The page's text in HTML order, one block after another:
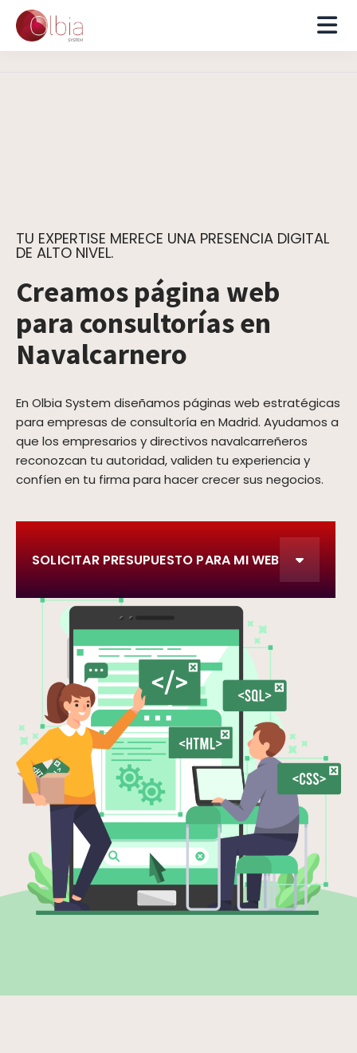
TU EXPERTISE MERECE UNA PRESENCIA DIGITAL
DE ALTO NIVEL.
Creamos página web
para consultorías en
Navalcarnero
En Olbia System diseñamos páginas web estratégicas
para empresas de consultoría en Madrid. Ayudamos a
que los empresarios y directivos navalcarreñeros
reconozcan tu autoridad, validen tu experiencia y
confíen en tu firma para hacer crecer sus negocios.
SOLICITAR PRESUPUESTO PARA MI WEB